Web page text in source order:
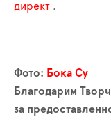
директ .
Фото: Бока Су
Благодарим
за